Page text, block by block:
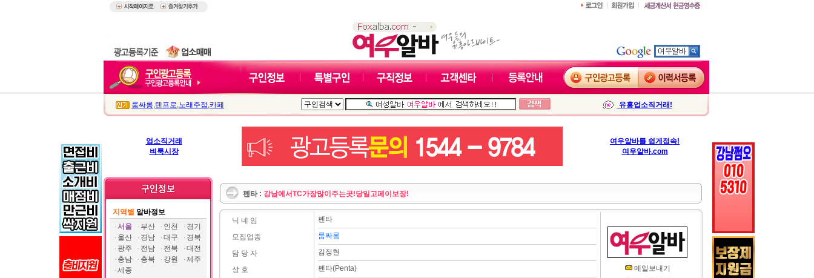
룸싸롱,텐프로,노래주점 ,카페 유흥업소직거래!
업소직거래
벼룩시장
여우알바를 쉽게접속!
여우알바.com
지역별 알바정보
서울
부산 인천
경기
울산
경남 대구
경북
광주
전남 전북
대전
충남
충북 강원
제주
세종
펜타 : 강남에서TC가장많이주는곳!당일고페이보장!
닉 네 임
모집업종
담 당 자
상 호
펜타
룸싸롱
김정현
펜타(Penta)
메일보내기